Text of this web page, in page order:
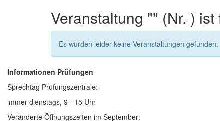
Veranstaltung "" (Nr. )
Es wurden leider keine Veranstaltungen gefunden.
Informationen Prüfungen
Sprechtag Prüfungszentrale:
immer dienstags, 9 - 15 Uhr
Veränderte Öffnungszeiten im September: